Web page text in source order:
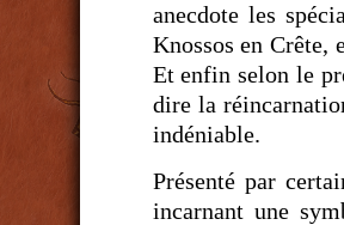
anecdote les
Knossos en
Et enfin selon le
dire la
indéniable.
Présenté par
incarnant une